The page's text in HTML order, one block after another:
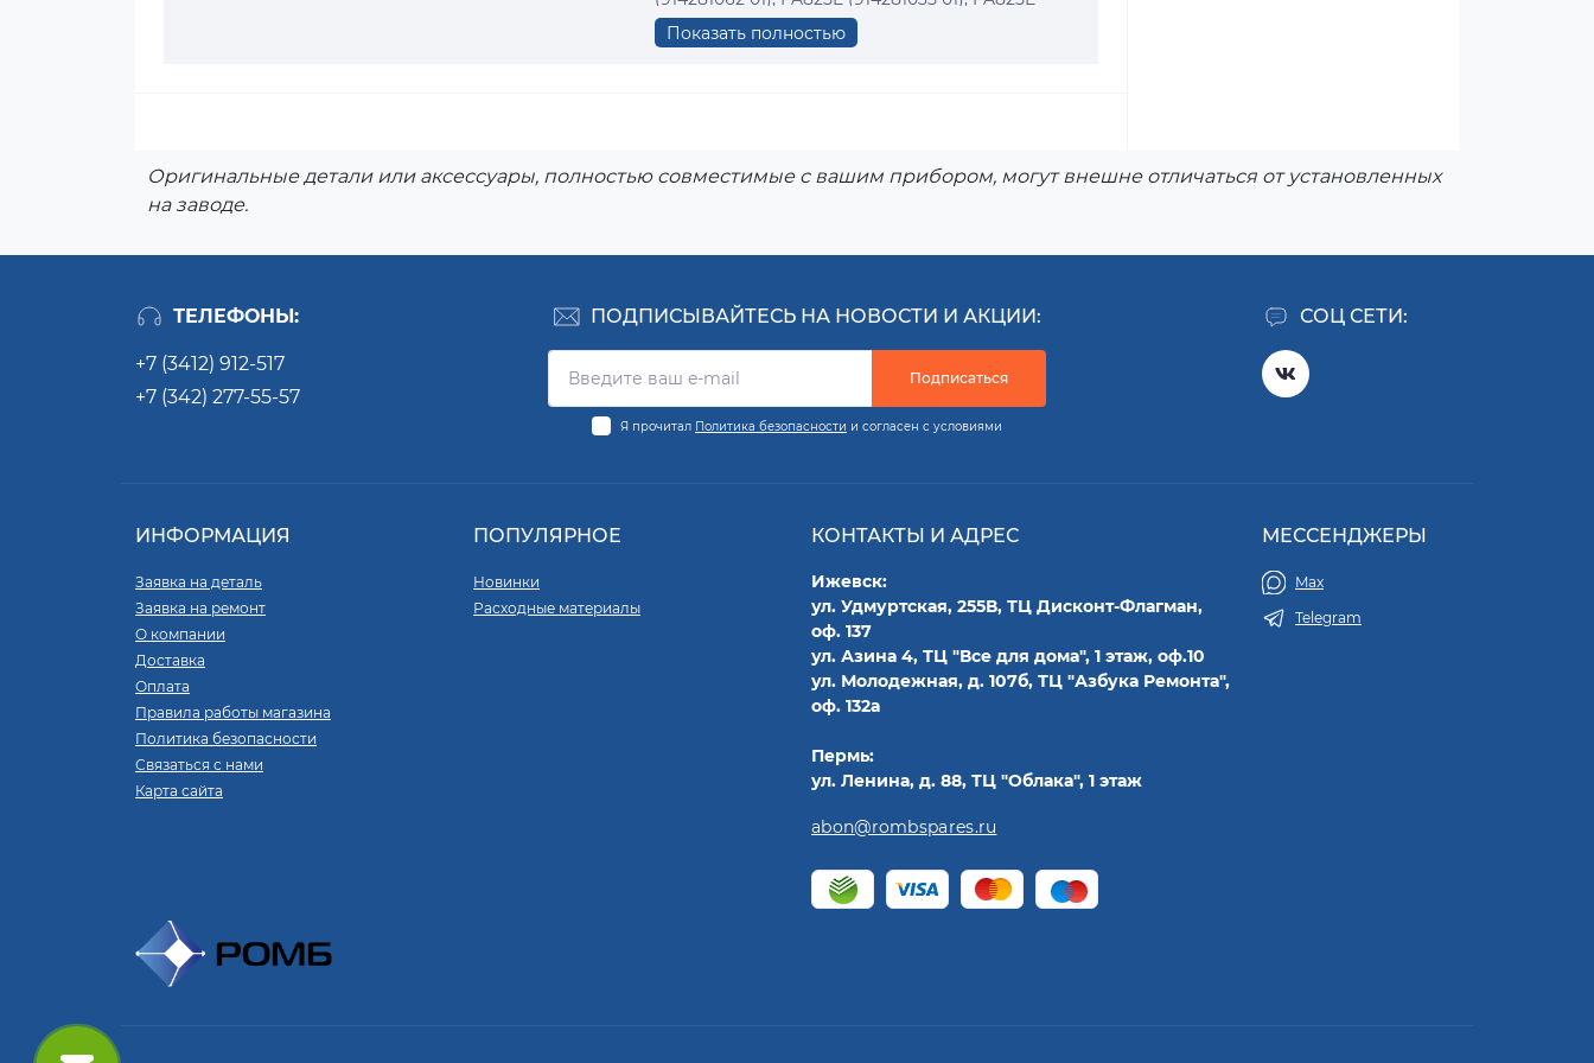
Показать полностью
Оригинальные детали или аксессуары, полностью совместимые с вашим прибором, могут внешне отличаться от установленных
на заводе.
ТЕЛЕФОНЫ:
+7 (3412) 912-517
+7 (342) 277-55-57
СОЦ СЕТИ:
ПОДПИСЫВАЙТЕСЬ НА НОВОСТИ И АКЦИИ:
Подписаться
Я прочитал Политика безопасности и согласен с условиями
ИНФОРМАЦИЯ
Заявка на деталь
Заявка на ремонт
О компании
Доставка
Оплата
Правила работы магазина
Политика безопасности
Связаться с нами
Карта сайта
ПОПУЛЯРНОЕ
Новинки
Расходные материалы
КОНТАКТЫ И АДРЕС
Ижевск:
ул. Удмуртская, 255В, ТЦ Дисконт-Флагман,
оф. 137
ул. Азина 4, ТЦ "Все для дома", 1 этаж, оф.10
ул. Молодежная, д. 107б, ТЦ "Азбука Ремонта",
оф. 132а
Пермь:
ул. Ленина, д. 88, ТЦ "Облака", 1 этаж
abon@rombspares.ru
МЕССЕНДЖЕРЫ
Max
Telegram